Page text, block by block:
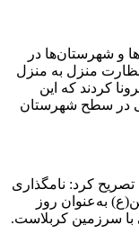
و شهرستان‌ها در
منزل به منزل
کردند که این
در سطح شهرستان
تصریح کرد: نامگذاری
به‌عنوان روز
با سرزمین کربلاست.